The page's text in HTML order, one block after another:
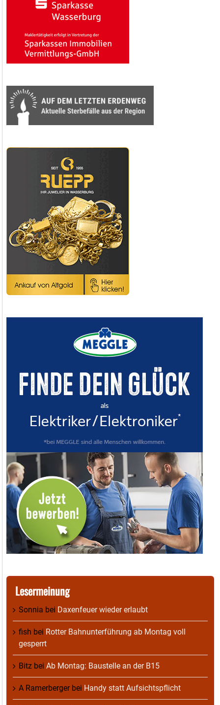
Lesermeinung
Sonnia bei Daxenfeuer wieder erlaubt
fish bei Rotter Bahnunterführung ab Montag voll
gesperrt
Bitz bei Ab Montag: Baustelle an der B15
A Ramerbergerbei Handy statt Aufsichtspflicht